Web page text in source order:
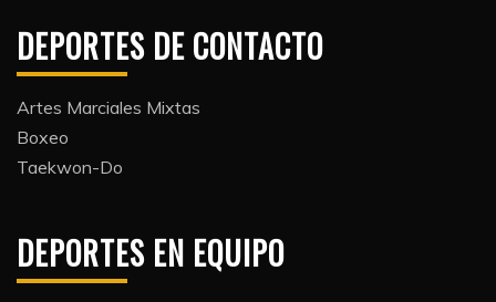
DEPORTES DE CONTACTO
Artes Marciales Mixtas
Boxeo
Taekwon-Do
DEPORTES EN EQUIPO